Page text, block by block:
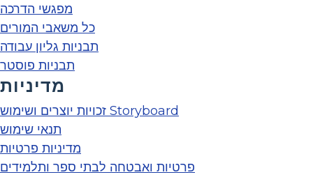
מפגשי הדרכה
כל משאבי המורים
תבניות גליון עבודה
תבניות פוסטר
מדיניות
זכויות יוצרים ושימוש Storyboard
תנאי שימוש
מדיניות פרטיות
פרטיות ואבטחה לבתי ספר ותלמידים